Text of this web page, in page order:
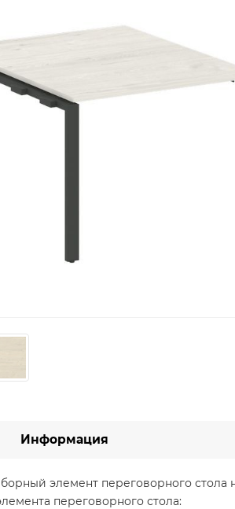
Информация
элемент переговорного стола
переговорного стола: